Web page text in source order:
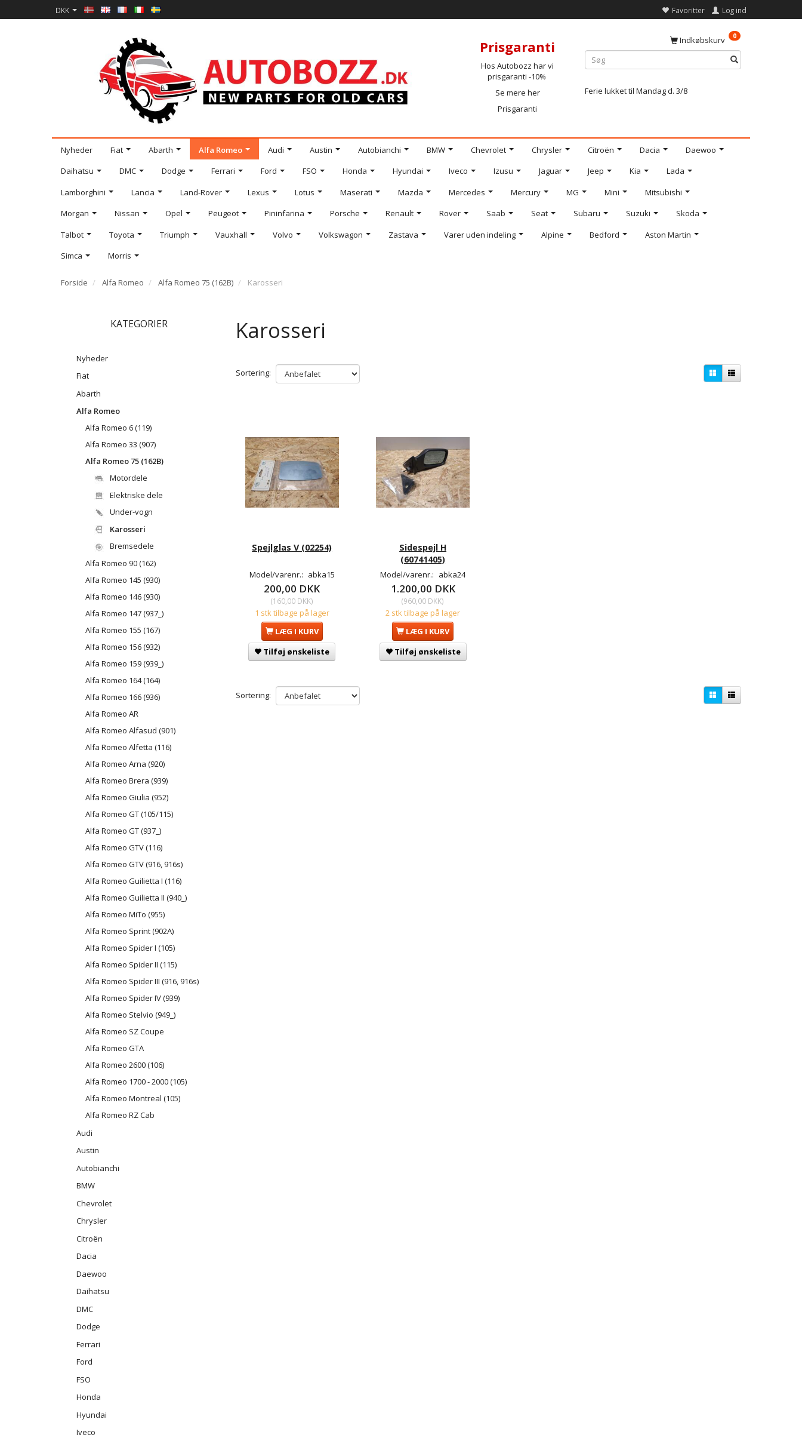
DKK Favoritter Log ind
Prisgaranti
Hos Autobozz har vi
prisgaranti -10%
Se mere her
Prisgaranti
Indkøbskurv 0
Ferie lukket til Mandag d. 3/8
Nyheder Fiat Abarth Alfa Romeo Audi Austin Autobianchi BMW Chevrolet Chrysler Citroën Dacia
Daewoo
Daihatsu
DMC Dodge Ferrari Ford FSO Honda Hyundai Iveco Izusu Jaguar Jeep Kia
Lada
Lamborghini
Lancia Land-Rover Lexus Lotus Maserati Mazda Mercedes Mercury MG Mini
Mitsubishi
Morgan
Nissan Opel Peugeot Pininfarina Porsche Renault Rover Saab Seat Subaru Suzuki
Skoda
Talbot
Toyota Triumph Vauxhall Volvo Volkswagon Zastava Varer uden indeling Alpine Bedford
Aston Martin
Simca
Morris
Forside Alfa Romeo Alfa Romeo 75 (162B) Karosseri
KATEGORIER
Nyheder
Fiat
Abarth
Alfa Romeo
Alfa Romeo 6 (119)
Alfa Romeo 33 (907)
Alfa Romeo 75 (162B)
Motordele
Elektriske dele
Under-vogn
Karosseri
Bremsedele
Alfa Romeo 90 (162)
Alfa Romeo 145 (930)
Alfa Romeo 146 (930)
Alfa Romeo 147 (937_)
Alfa Romeo 155 (167)
Alfa Romeo 156 (932)
Alfa Romeo 159 (939_)
Alfa Romeo 164 (164)
Alfa Romeo 166 (936)
Alfa Romeo AR
Alfa Romeo Alfasud (901)
Alfa Romeo Alfetta (116)
Alfa Romeo Arna (920)
Alfa Romeo Brera (939)
Alfa Romeo Giulia (952)
Alfa Romeo GT (105/115)
Alfa Romeo GT (937_)
Alfa Romeo GTV (116)
Alfa Romeo GTV (916, 916s)
Alfa Romeo Guilietta I (116)
Alfa Romeo Guilietta II (940_)
Alfa Romeo MiTo (955)
Alfa Romeo Sprint (902A)
Alfa Romeo Spider I (105)
Alfa Romeo Spider II (115)
Alfa Romeo Spider III (916, 916s)
Alfa Romeo Spider IV (939)
Alfa Romeo Stelvio (949_)
Alfa Romeo SZ Coupe
Alfa Romeo GTA
Alfa Romeo 2600 (106)
Alfa Romeo 1700 - 2000 (105)
Alfa Romeo Montreal (105)
Alfa Romeo RZ Cab
Audi
Austin
Autobianchi
BMW
Chevrolet
Chrysler
Citroën
Dacia
Daewoo
Daihatsu
DMC
Dodge
Ferrari
Ford
FSO
Honda
Hyundai
Iveco
Karosseri
Sortering:
Spejlglas V (02254)
Model/varenr.: abka15
200,00 DKK
(160,00 DKK)
1 stk tilbage på lager
LÆG I KURV
Tilføj ønskeliste
Sidespejl H
(60741405)
Model/varenr.: abka24
1.200,00 DKK
(960,00 DKK)
2 stk tilbage på lager
LÆG I KURV
Tilføj ønskeliste
Sortering: